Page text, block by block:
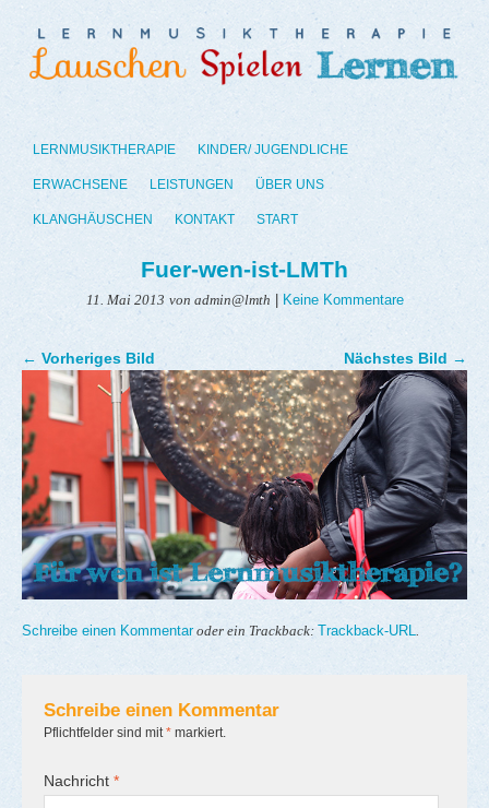
LERNMUSIKTHERAPIE KINDER/ JUGENDLICHE
ERWACHSENE LEISTUNGEN ÜBER UNS
KLANGHÄUSCHEN KONTAKT START
Fuer-wen-ist-LMTh
11. Mai 2013 von admin@lmth Keine Kommentare
← Vorheriges Bild Nächstes Bild →
Schreibe einen Kommentaroder ein Trackback: Trackback-URL
Schreibe einen Kommentar
Pflichtfelder sind mit * markiert.
Nachricht *